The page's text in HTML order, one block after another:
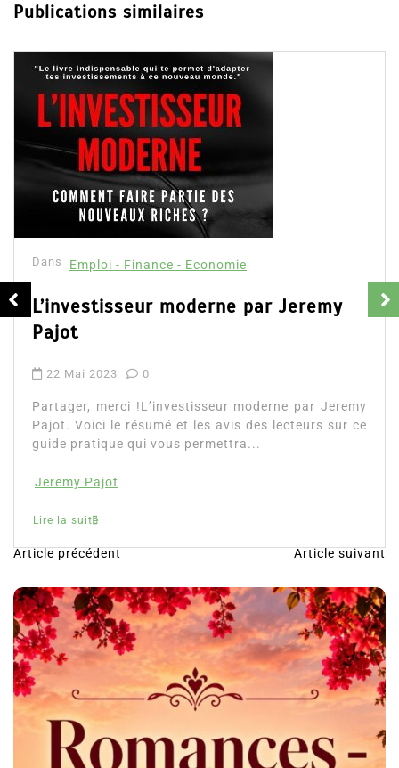
Publications similaires
Dans Emploi - Finance - Economie
L’investisseur moderne par Jeremy
Pajot
22 Mai 2023 0
Partager, merci !L’investisseur moderne par Jeremy
Pajot. Voici le résumé et les avis des lecteurs sur ce
guide pratique qui vous permettra...
Jeremy Pajot
Lire la suite
N
a
v
i
g
a
t
Article précédent Article suivant